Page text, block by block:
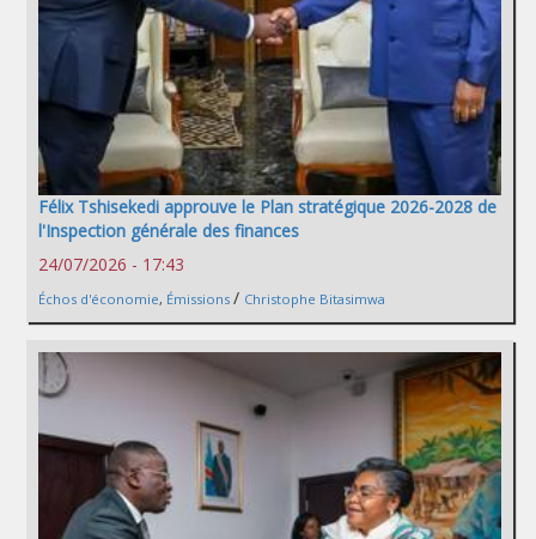
Félix Tshisekedi approuve le Plan stratégique 2026-2028 de
l'Inspection générale des finances
24/07/2026 - 17:43
Échos d'économie, Émissions / Christophe Bitasimwa